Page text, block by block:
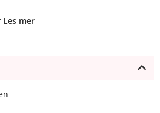
Les mer